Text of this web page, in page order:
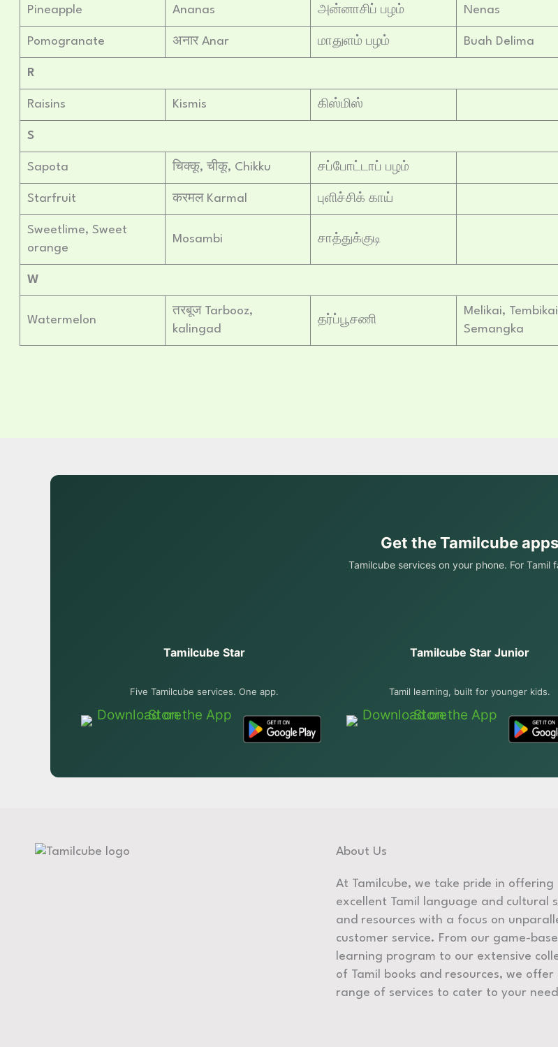
Pineapple Ananas அன்னாசிப் பழம் Nenas
Pomogranate अनार Anar மாதுளம் பழம் Buah Delima
R
Raisins Kismis கிஸ்மிஸ்
S
Sapota चिक्कू, चीकू, Chikku சப்போட்டாப் பழம்
Starfruit करमल Karmal புளிச்சிக் காய்
Sweetlime, Sweet
orange
Mosambi சாத்துக்குடி
W
Watermelon
तरबूज Tarbooz,
kalingad
தர்ப்பூசணி
Melikai,
Semangka
Get the Tamilcube apps
Tamilcube services on your phone. For Tamil
Tamilcube Star
Five Tamilcube services. One app.
Tamilcube Star Junior
Tamil learning, built for younger kids.
About Us
At Tamilcube, we take pride in offering
excellent Tamil language and cultural
and resources with a focus on
customer service. From our game-
learning program to our extensive
of Tamil books and resources, we offer
range of services to cater to your